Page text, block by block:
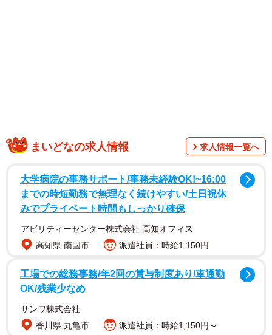
投資 35,992,500円（119,975枚）
※暫定
…えっ？ pic.twitter.com/aNrHNI1WeS
— ごはっちゅうちゃん🪽 (@GOHACCHU_CHAN)
まいどなの求人情報 求人情報一覧へ
大学病院の事務サポート/事務未経験OK!~16:00
までの時短勤務で無理なく続けやすい/土日祝休
みでプライベート時間もしっかり確保
アビリティーセンター株式会社 高知オフィス
高知県 南国市
派遣社員：時給1,150円
工場での総務事務/年2回の賞与制度あり/車通勤
OK/残業少なめ
サンワ株式会社
香川県 丸亀市
派遣社員：時給1,150円～